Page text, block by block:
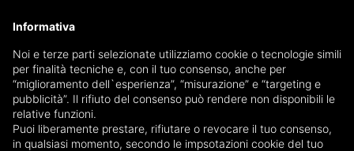
Receive a copy of the newspaper by mail
Choose newspaper
Receive a copy of the newspaper by mail
Edition
×Cuneo
E-mail
Informativa
Noi e terze parti selezionate utilizziamo cookie o tecnologie simili
per finalità tecniche e, con il tuo consenso, anche per
“miglioramento dell`esperienza”, “misurazione” e “targeting e
pubblicità”. Il rifiuto del consenso può rendere non disponibili le
relative funzioni.
Puoi liberamente prestare, rifiutare o revocare il tuo consenso,
in qualsiasi momento, secondo le impsotazioni cookie del tuo